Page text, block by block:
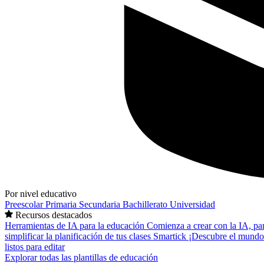
Por nivel educativo
PreescolarPrimaria Secundaria Bachillerato Universidad
Recursos destacados
Herramientas de IA para la educación Comienza a crear con la IA,
simplificar la planificación de tus clases Smartick ¡Descubre el
listos para editar
Explorar todas las plantillas de educación